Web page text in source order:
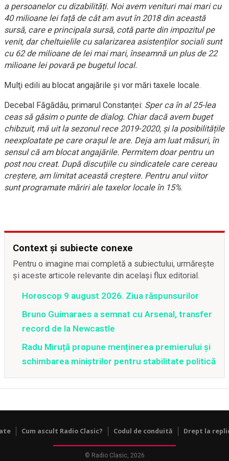
a persoanelor cu dizabilități. Noi avem venituri mai mari cu
40 milioane lei față de cât am avut în 2018 din această
sursă, care e principala sursă, cotă parte din impozitul pe
venit, dar cheltuielile cu salarizarea asistenților sociali sunt
cu 62 de milioane de lei mai mari, înseamnă un plus de 22
milioane lei povară pe bugetul local.
Mulţi edili au blocat angajările şi vor mări taxele locale.
Decebal Făgădău, primarul Constanței: Sper ca în al 25-lea
ceas să găsim o punte de dialog. Chiar dacă avem buget
chibzuit, mă uit la sezonul rece 2019-2020, și la posibilitățile
neexploatate pe care orașul le are. Deja am luat măsuri, în
sensul că am blocat angajările. Permitem doar pentru un
post nou creat. După discuțiile cu sindicatele care cereau
creştere, am limitat această creştere. Pentru anul viitor
sunt programate măriri ale taxelor locale în 15%.
Context și subiecte conexe
Pentru o imagine mai completă a subiectului, urmărește
și aceste articole relevante din același flux editorial.
Horoscop 9 august 2026. Ziua răspunsurilor
Bruno Guimaraes a semnat cu Arsenal, transfer
record de la Newcastle
Radu Miruță propune menținerea premierului și
schimbarea miniștrilor pentru stabilitate politică
Cum ascult Radio Clasic? Codul de conduită Drept la
© Radio Clasic, 2026